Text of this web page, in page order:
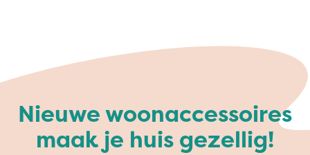
Nieuwe woonaccessoires
maak je huis gezellig!